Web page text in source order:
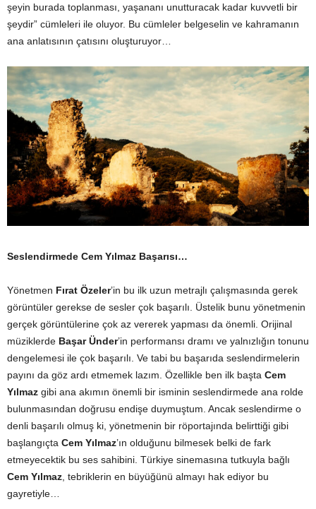
şeyin burada toplanması, yaşananı unutturacak kadar kuvvetli bir
şeydir” cümleleri ile oluyor. Bu cümleler belgeselin ve kahramanın
ana anlatısının çatısını oluşturuyor…
Seslendirmede Cem Yılmaz Başarısı…
Yönetmen Fırat Özeler’in bu ilk uzun metrajlı çalışmasında gerek
görüntüler gerekse de sesler çok başarılı. Üstelik bunu yönetmenin
gerçek görüntülerine çok az vererek yapması da önemli. Orijinal
müziklerde Başar Ünder’in performansı dramı ve yalnızlığın tonunu
dengelemesi ile çok başarılı. Ve tabi bu başarıda seslendirmelerin
payını da göz ardı etmemek lazım. Özellikle ben ilk başta Cem
Yılmaz gibi ana akımın önemli bir isminin seslendirmede ana rolde
bulunmasından doğrusu endişe duymuştum. Ancak seslendirme o
denli başarılı olmuş ki, yönetmenin bir röportajında belirttiği gibi
başlangıçta Cem Yılmaz’ın olduğunu bilmesek belki de fark
etmeyecektik bu ses sahibini. Türkiye sinemasına tutkuyla bağlı
Cem Yılmaz , tebriklerin en büyüğünü almayı hak ediyor bu
gayretiyle…